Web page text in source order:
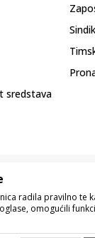
sredstava
proizvoda,
ponude i ne
radila pravilno te
omogućili